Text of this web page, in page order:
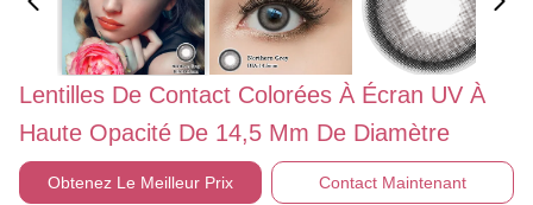
Lentilles De Contact Colorées À Écran UV À
Haute Opacité De 14,5 Mm De Diamètre
Obtenez Le Meilleur Prix Contact Maintenant